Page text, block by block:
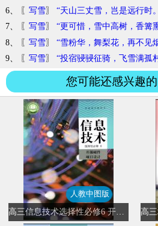
6、 〖 写雪〗 “天山三丈雪，岂是远行时
7、 〖 写雪〗 “更可惜，雪中高树，香篝
8、 〖 写雪〗 “雪粉华，舞梨花，再不见
9、 〖 写雪〗 “投宿骎骎征骑，飞雪满孤
您可能还感兴趣
人教中图版